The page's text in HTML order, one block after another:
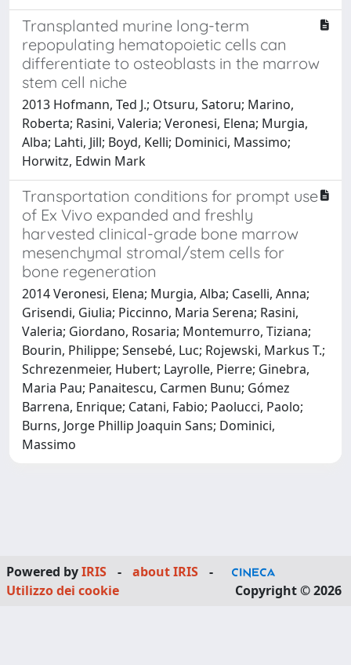
Transplanted murine long-term
repopulating hematopoietic cells can
differentiate to osteoblasts in the marrow
stem cell niche
2013 Hofmann, Ted J.; Otsuru, Satoru; Marino,
Roberta; Rasini, Valeria; Veronesi, Elena; Murgia,
Alba; Lahti, Jill; Boyd, Kelli; Dominici, Massimo;
Horwitz, Edwin Mark
Transportation conditions for prompt use
of Ex Vivo expanded and freshly
harvested clinical-grade bone marrow
mesenchymal stromal/stem cells for
bone regeneration
2014 Veronesi, Elena; Murgia, Alba; Caselli, Anna;
Grisendi, Giulia; Piccinno, Maria Serena; Rasini,
Valeria; Giordano, Rosaria; Montemurro, Tiziana;
Bourin, Philippe; Sensebé, Luc; Rojewski, Markus T.;
Schrezenmeier, Hubert; Layrolle, Pierre; Ginebra,
Maria Pau; Panaitescu, Carmen Bunu; Gómez
Barrena, Enrique; Catani, Fabio; Paolucci, Paolo;
Burns, Jorge Phillip Joaquin Sans; Dominici,
Massimo
Powered byIRIS - about IRIS
-
Utilizzo dei cookie
Copyright © 2026